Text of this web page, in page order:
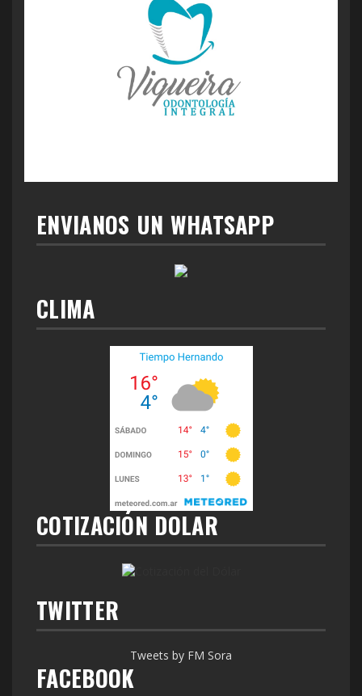
ENVIANOS UN WHATSAPP
CLIMA
COTIZACIÓN DOLAR
TWITTER
Tweets by FM Sora
FACEBOOK